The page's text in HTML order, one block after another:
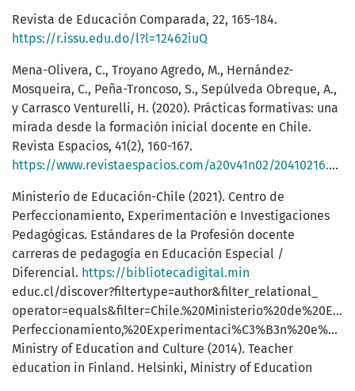
Revista de Educación Comparada, 22, 165-184.
https://r.issu.edu.do/l?l=12462iuQ
Mena-Olivera, C., Troyano Agredo, M., Hernández-
Mosqueira, C., Peña-Troncoso, S., Sepúlveda Obreque, A.,
y Carrasco Venturelli, H. (2020). Prácticas formativas: una
mirada desde la formación inicial docente en Chile.
Revista Espacios, 41(2), 160-167.
https://www.revistaespacios.com/a20v41n02/20410216.html
Ministerio de Educación-Chile (2021). Centro de
Perfeccionamiento, Experimentación e Investigaciones
Pedagógicas. Estándares de la Profesión docente
carreras de pedagogía en Educación Especial /
Diferencial. https://bibliotecadigital.min
educ.cl/discover?filtertype=author&filter_relational_
Ministry of Education and Culture (2014). Teacher
education in Finland. Helsinki, Ministry of Education